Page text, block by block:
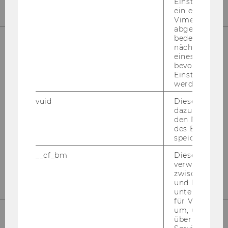
UNSERE SOCIAL MEDIA KANÄLE
ein
Vimeo-Video
abgespielt
bedeutet,
nächsten
eines Vimeo-
bevorzugten
werden.
vuid
Dieser
dazu
den
des
speichern.
__cf_bm
Dieses
verwendet,
zwischen
und Bots zu
für Vimeo
um, um
über die